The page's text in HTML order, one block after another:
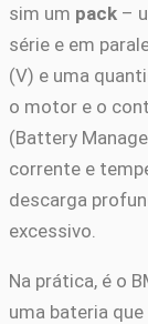
sim um pack –
série e em
(V) e uma
o motor e o
(Battery
corrente e
descarga
excessivo.
Na prática, é o
uma bateria